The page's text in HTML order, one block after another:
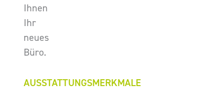
Ihnen
Ihr
neues
Büro.
AUSSTATTUNGSMERKMALE